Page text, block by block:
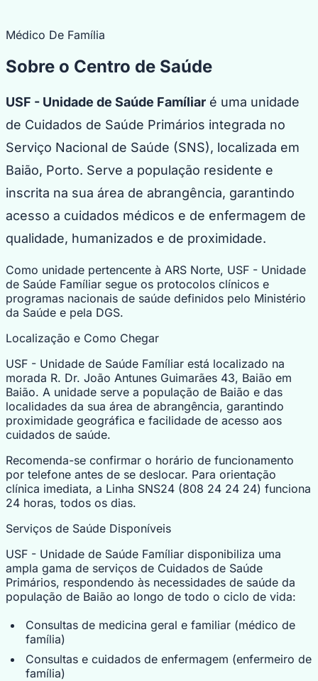
Médico De Família
Sobre o Centro de Saúde
USF - Unidade de Saúde Famíliar é uma unidade
de Cuidados de Saúde Primários integrada no
Serviço Nacional de Saúde (SNS), localizada em
Baião, Porto. Serve a população residente e
inscrita na sua área de abrangência, garantindo
acesso a cuidados médicos e de enfermagem de
qualidade, humanizados e de proximidade.
Como unidade pertencente à ARS Norte, USF - Unidade
de Saúde Famíliar segue os protocolos clínicos e
programas nacionais de saúde definidos pelo Ministério
da Saúde e pela DGS.
Localização e Como Chegar
USF - Unidade de Saúde Famíliar está localizado na
morada R. Dr. João Antunes Guimarães 43, Baião em
Baião. A unidade serve a população de Baião e das
localidades da sua área de abrangência, garantindo
proximidade geográfica e facilidade de acesso aos
cuidados de saúde.
Recomenda-se confirmar o horário de funcionamento
por telefone antes de se deslocar. Para orientação
clínica imediata, a Linha SNS24 (808 24 24 24) funciona
24 horas, todos os dias.
Serviços de Saúde Disponíveis
USF - Unidade de Saúde Famíliar disponibiliza uma
ampla gama de serviços de Cuidados de Saúde
Primários, respondendo às necessidades de saúde da
população de Baião ao longo de todo o ciclo de vida:
Consultas de medicina geral e familiar (médico de
família)
Consultas e cuidados de enfermagem (enfermeiro de
família)